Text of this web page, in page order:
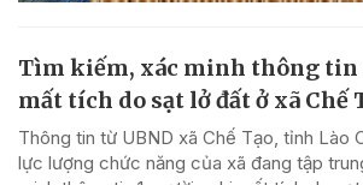
Tìm kiếm, xác minh thông tin
mất tích do sạt lở đất ở xã Chế
Thông tin từ UBND xã Chế Tạo, tỉnh Lào
lực lượng chức năng của xã đang tập